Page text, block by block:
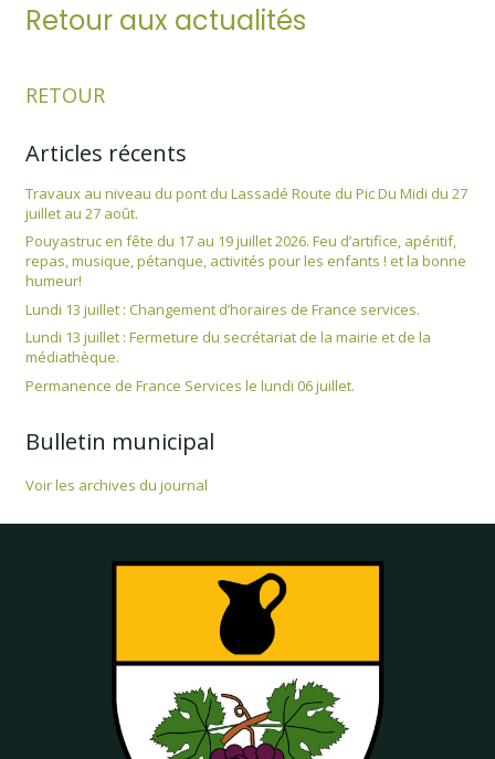
Retour aux actualités
RETOUR
Articles récents
Travaux au niveau du pont du Lassadé Route du Pic Du Midi du 27
juillet au 27 août.
Pouyastruc en fête du 17 au 19 juillet 2026. Feu d’artifice, apéritif,
repas, musique, pétanque, activités pour les enfants ! et la bonne
humeur!
Lundi 13 juillet : Changement d’horaires de France services.
Lundi 13 juillet : Fermeture du secrétariat de la mairie et de la
médiathèque.
Permanence de France Services le lundi 06 juillet.
Bulletin municipal
Voir les archives du journal